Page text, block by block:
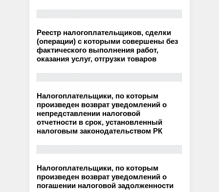
Реестр налогоплательщиков, сделки
(операции) с которыми совершены без
фактического выполнения работ,
оказания услуг, отгрузки товаров
Налогоплательщики, по которым
произведен возврат уведомлений о
непредставлении налоговой
отчетности в срок, установленный
налоговым законодательством РК
Налогоплательщики, по которым
произведен возврат уведомлений о
погашении налоговой задолженности